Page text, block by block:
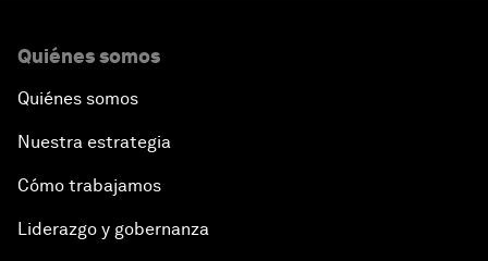
Quiénes somos
Quiénes somos
Nuestra estrategia
Cómo trabajamos
Liderazgo y gobernanza